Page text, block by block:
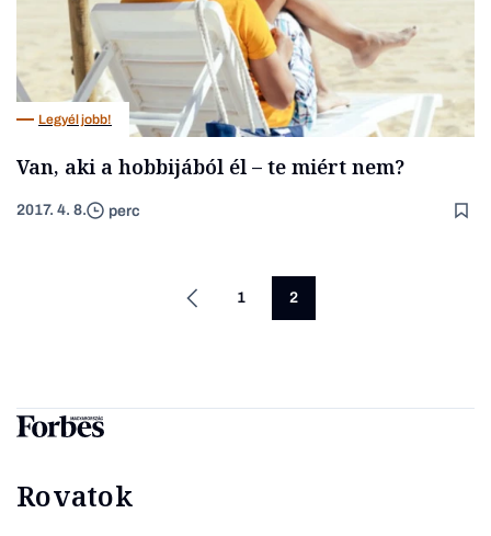
Legyél jobb!
Van, aki a hobbijából él – te miért nem?
2017. 4. 8. perc
1 2
Rovatok